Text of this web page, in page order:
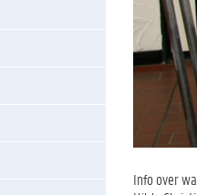
Info over